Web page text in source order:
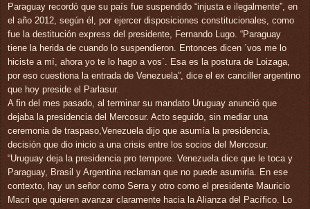
Paraguay recordó que su país fue suspendido “injusta e ilegalmente”, en
el año 2012, según él, por ejercer disposiciones constitucionales, como
fue la destitución express del presidente, Fernando Lugo. “Paraguay
tiene la herida de cuando lo suspendieron. Entonces dicen ´vos me lo
hiciste a mí, ahora yo te lo hago a vos´. Esa es la postura de Loizaga,
por eso cuestiona la entrada de Venezuela”, dice el ex canciller argentino
que hoy preside el Parlasur.
A fin del mes pasado, al terminar su mandato Uruguay anunció que
dejaba la presidencia del Mercosur. Acto seguido, sin mediar una
ceremonia de traspaso,Venezuela dijo que asumía la presidencia,
decisión que dio inicio a una crisis entre los socios del Mercosur.
“Uruguay deja la presidencia pro tempore. Venezuela dice que le toca y
Paraguay, Brasil y Argentina reclaman que no puede asumirla. En ese
contexto, hay un señor como Serra y otro como el presidente Mauricio
Macri que quieren avanzar claramente hacia la Alianza del Pacífico. Lo